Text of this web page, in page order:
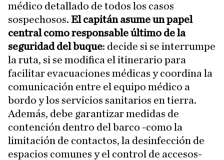
médico detallado de todos los casos
sospechosos. El capitán asume un papel
central como responsable último de la
seguridad del buque: decide si se interrumpe
la ruta, si se modifica el itinerario para
facilitar evacuaciones médicas y coordina la
comunicación entre el equipo médico a
bordo y los servicios sanitarios en tierra.
Además, debe garantizar medidas de
contención dentro del barco -como la
limitación de contactos, la desinfección de
espacios comunes y el control de accesos-